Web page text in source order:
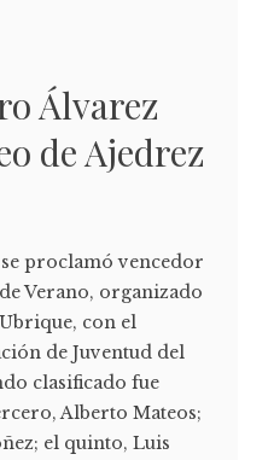
Álvarez
de Ajedrez
proclamó vencedor
Verano, organizado
con el
de Juventud del
clasificado fue
Alberto Mateos;
el quinto, Luis